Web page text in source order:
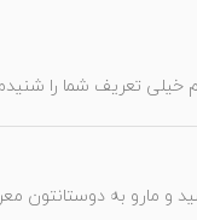
خیلی تعریف شما را
و مارو به دوستانتون